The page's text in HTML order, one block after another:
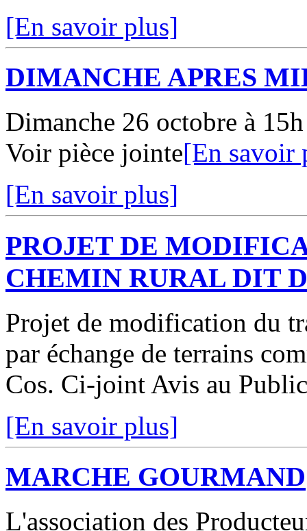
[En savoir plus]
DIMANCHE APRES
Dimanche 26 octobre à
Voir pièce jointe[En savoir
[En savoir plus]
PROJET DE
CHEMIN RURAL DIT
Projet de modification du
par échange de terrains
Cos. Ci-joint Avis au Public
[En savoir plus]
MARCHE GOURMAND
L'association des